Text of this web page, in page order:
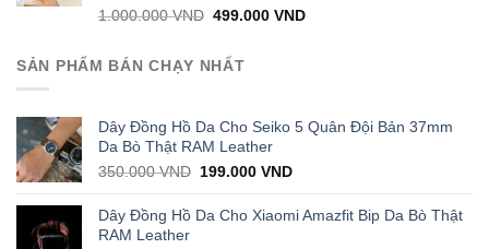
1.000.000VND Original
was:
1.000.000 VND.
499.000VNDCurrent
SẢN PHẨM BÁN CHẠY NHẤT
Dây Đồng Hồ Da Cho Seiko 5 Quân Đội Bản 37mm
Da Bò Thật RAM Leather
350.000VND Original
was:
199.000VNDCurrent
is:
199.000 VND.
Dây Đồng Hồ Da Cho Xiaomi Amazfit Bip Da Bò Thật
RAM Leather